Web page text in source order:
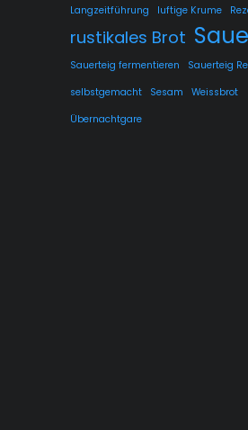
Langzeitführung
luftige Krume
rustikales Brot
Sauerteig fermentieren
Sauerteig
selbstgemacht
Sesam
Weissbrot
Übernachtgare